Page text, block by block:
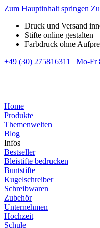
Zum Hauptinhalt springen
Druck und Versand
Stifte online gestalten
Farbdruck ohne
+49 (30) 275816311 | Mo-Fr
Home
Produkte
Themenwelten
Blog
Infos
Bestseller
Bleistifte bedrucken
Buntstifte
Kugelschreiber
Schreibwaren
Zubehör
Unternehmen
Hochzeit
Schule